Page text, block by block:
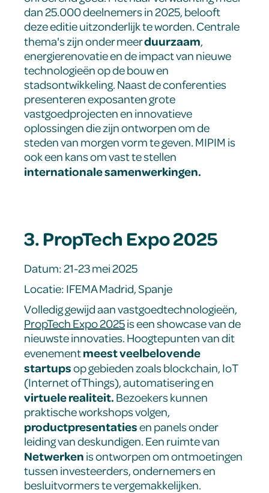
dan 25.000 deelnemers in 2025, belooft
deze editie uitzonderlijk te worden. Centrale
thema's zijn onder meerduurzaam,
energierenovatie en de impact van nieuwe
technologieën op de bouw en
stadsontwikkeling. Naast de conferenties
presenteren exposanten grote
vastgoedprojecten en innovatieve
oplossingen die zijn ontworpen om de
steden van morgen vorm te geven. MIPIM is
ook een kans om vast te stellen
internationale samenwerkingen.
3. PropTech Expo 2025
Datum: 21-23 mei 2025
Locatie: IFEMA Madrid, Spanje
Volledig gewijd aan vastgoedtechnologieën,
PropTech Expo 2025is een showcase van de
nieuwste innovaties. Hoogtepunten van dit
evenementmeest veelbelovende
startupsop gebieden zoals blockchain, IoT
(Internet of Things), automatisering en
virtuele realiteit. Bezoekers kunnen
praktische workshops volgen,
productpresentatiesen panels onder
leiding van deskundigen. Een ruimte van
Netwerken is ontworpen om ontmoetingen
tussen investeerders, ondernemers en
besluitvormers te vergemakkelijken.